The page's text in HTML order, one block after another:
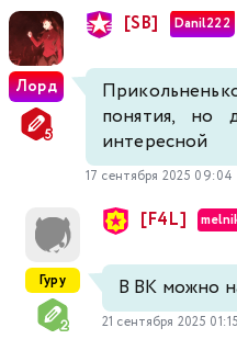
Лорд
[SB] Danil222
понятия, но
интересной
17 сентября 2025 09:04
Гуру
[F4L]
В ВК можно
21 сентября 2025 01:15